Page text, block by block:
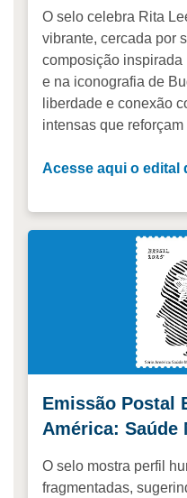
O selo celebra Rita
vibrante, cercada por
composição inspirada
e na iconografia de
liberdade e conexão
intensas que
Acesse aqui o edital
Emissão Postal
América: Saúde
O selo mostra perfil
fragmentadas,